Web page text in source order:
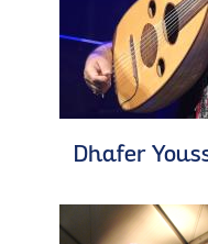
Dhafer